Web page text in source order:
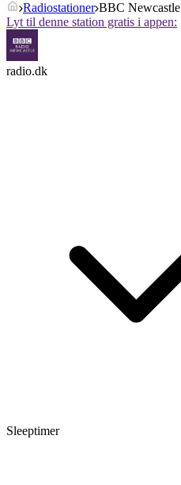
Radiostationer BBC Newcastle
Lyt til denne station gratis i appen:
radio.dk
Sleeptimer